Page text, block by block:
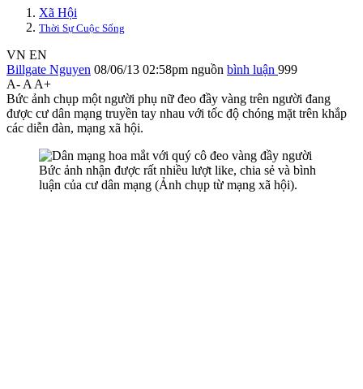
Xã Hội
Thời Sự Cuộc Sống
VN EN
Billgate Nguyen 08/06/13 02:58pm nguồn bình luận 999
A- A A+
Bức ảnh chụp một người phụ nữ đeo đầy vàng trên người đang
được cư dân mạng truyền tay nhau với tốc độ chóng mặt trên khắp
các diễn đàn, mạng xã hội.
Bức ảnh nhận được rất nhiều lượt like, chia sẻ và bình
luận của cư dân mạng (Ảnh chụp từ mạng xã hội).